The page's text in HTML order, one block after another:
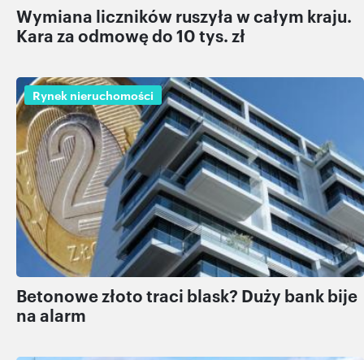
Wymiana liczników ruszyła w całym kraju.
Kara za odmowę do 10 tys. zł
Rynek nieruchomości
Betonowe złoto traci blask? Duży bank bije
na alarm